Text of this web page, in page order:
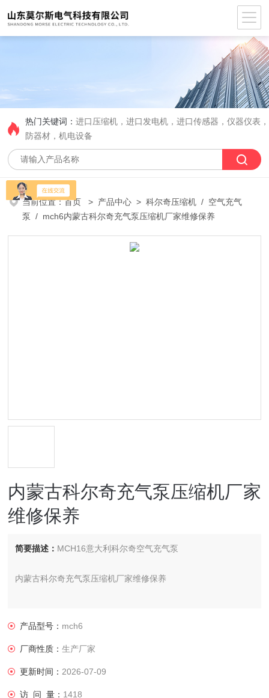
热门关键词：进口压缩机，进口发电机，进口传感器，仪器仪表
防器材，机电设备
当前位置：首页 > 产品中心 >科尔奇压缩机 / 空气充气
泵 / mch6内蒙古科尔奇充气泵压缩机厂家维修保养
内蒙古科尔奇充气泵压缩机厂家
维修保养
简要描述： MCH16意大利科尔奇空气充气泵
内蒙古科尔奇充气泵压缩机厂家维修保养
产品型号： mch6
厂商性质：生产厂家
更新时间： 2026-07-09
访 问 量： 1418